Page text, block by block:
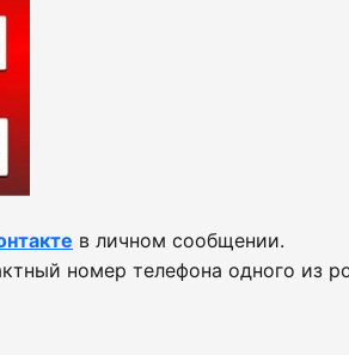
в личном сообщении.
номер телефона одного из